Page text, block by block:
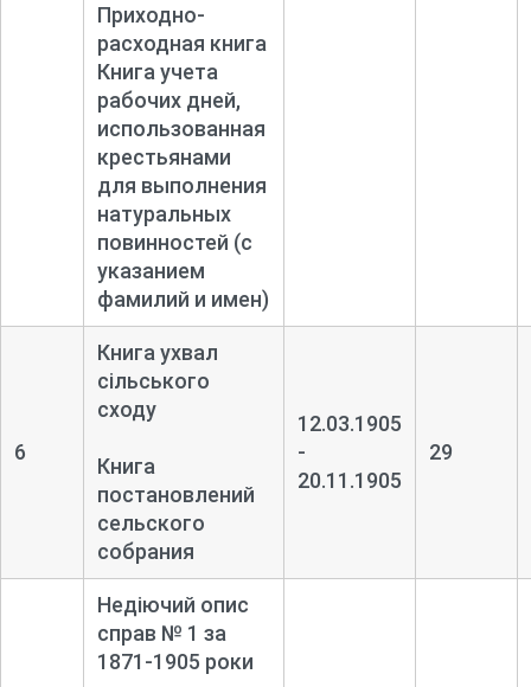
Приходно-
расходная книга
Книга учета
рабочих дней,
использованная
крестьянами
для выполнения
натуральных
повинностей (с
указанием
фамилий и имен)
6
Книга ухвал
сільського
сходу
Книга
постановлений
сельского
собрания
12.03.1905
-
20.11.1905
29
Недіючий опис
справ № 1 за
1871-1905 роки